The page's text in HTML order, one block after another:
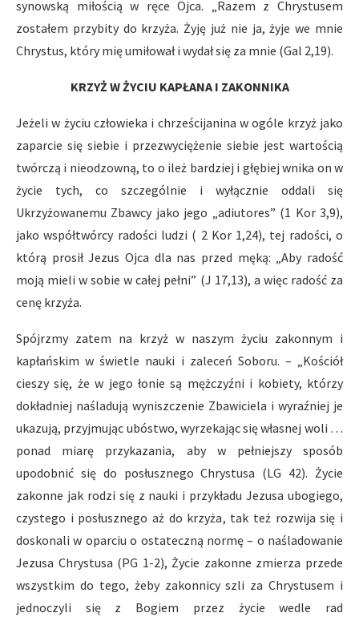
synowską miłością w ręce Ojca. „Razem z Chrystusem
zostałem przybity do krzyża. Żyję już nie ja, żyje we mnie
Chrystus, który mię umiłował i wydał się za mnie (Gal 2,19).
KRZYŻ W ŻYCIU KAPŁANA I ZAKONNIKA
Jeżeli w życiu człowieka i chrześcijanina w ogóle krzyż jako
zaparcie się siebie i przezwyciężenie siebie jest wartością
twórczą i nieodzowną, to o ileż bardziej i głębiej wnika on w
życie tych, co szczególnie i wyłącznie oddali się
Ukrzyżowanemu Zbawcy jako jego „adiutores” (1 Kor 3,9),
jako współtwórcy radości ludzi ( 2 Kor 1,24), tej radości, o
którą prosił Jezus Ojca dla nas przed męką: „Aby radość
moją mieli w sobie w całej pełni” (J 17,13), a więc radość za
cenę krzyża.
Spójrzmy zatem na krzyż w naszym życiu zakonnym i
kapłańskim w świetle nauki i zaleceń Soboru. – „Kościół
cieszy się, że w jego łonie są mężczyźni i kobiety, którzy
dokładniej naśladują wyniszczenie Zbawiciela i wyraźniej je
ukazują, przyjmując ubóstwo, wyrzekając się własnej woli …
ponad miarę przykazania, aby w pełniejszy sposób
upodobnić się do posłusznego Chrystusa (LG 42). Życie
zakonne jak rodzi się z nauki i przykładu Jezusa ubogiego,
czystego i posłusznego aż do krzyża, tak też rozwija się i
doskonali w oparciu o ostateczną normę – o naśladowanie
Jezusa Chrystusa (PG 1-2), Życie zakonne zmierza przede
wszystkim do tego, żeby zakonnicy szli za Chrystusem i
jednoczyli się z Bogiem przez życie wedle rad